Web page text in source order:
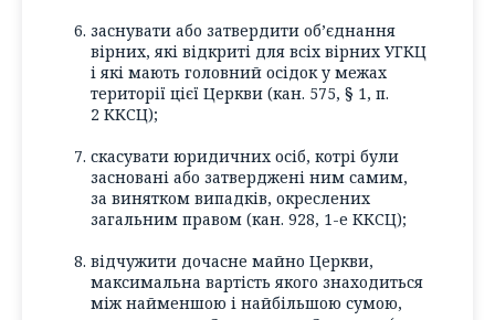
заснувати або затвердити об’єднання
вірних, які відкриті для всіх вірних УГКЦ
і які мають головний осідок у межах
території цієї Церкви (кан. 575, § 1, п.
2 ККСЦ);
скасувати юридичних осіб, котрі були
засновані або затверджені ним самим,
за винятком випадків, окреслених
загальним правом (кан. 928, 1-е ККСЦ);
відчужити дочасне майно Церкви,
максимальна вартість якого знаходиться
між найменшою і найбільшою сумою,